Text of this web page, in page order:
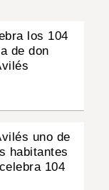
los 104
de don
uno de
habitantes
104